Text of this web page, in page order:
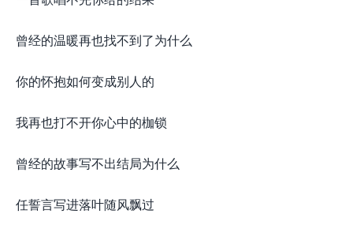
曾经的温暖再也找不到了为什么
你的怀抱如何变成别人的
我再也打不开你心中的枷锁
曾经的故事写不出结局为什么
任誓言写进落叶随风飘过